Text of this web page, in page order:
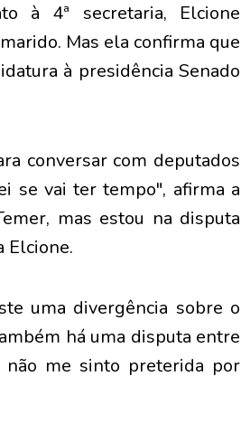
à 4ª secretaria, Elcione
Mas ela confirma que
à presidência Senado
conversar com deputados
se vai ter tempo", afirma a
mas estou na disputa
Elcione.
uma divergência sobre o
há uma disputa entre
não me sinto preterida por